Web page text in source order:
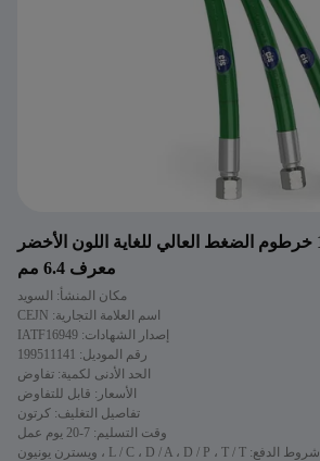
تكرير النفط 110Mpa خرطوم الضغط العالي للغاية اللون الأخضر
معرف 6.4 مم
مكان المنشأ: السويد
اسم العلامة التجارية: CEJN
إصدار الشهادات: IATF16949
رقم الموديل: 199511141
الحد الأدنى لكمية: تفاوض
الأسعار: قابل للتفاوض
تفاصيل التغليف: كرتون
وقت التسليم: 7-20 يوم عمل
شروط الدفع: L / C ، D / A ، D / P ، T / T ، ويسترن يونيون